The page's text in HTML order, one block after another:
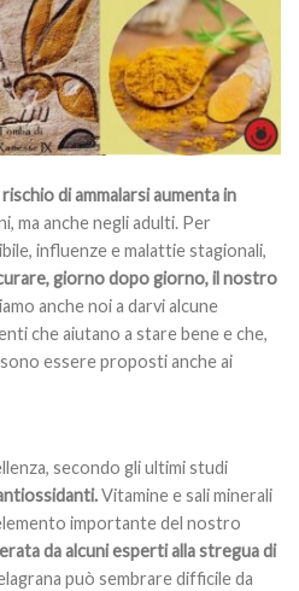
rischio di ammalarsi aumenta in
ma anche negli adulti. Per
influenze e malattie stagionali,
giorno dopo giorno, il nostro
anche noi a darvi alcune
che aiutano a stare bene e che,
essere proposti anche ai
secondo gli ultimi studi
Vitamine e sali minerali
importante del nostro
da alcuni esperti alla stregua di
può sembrare difficile da